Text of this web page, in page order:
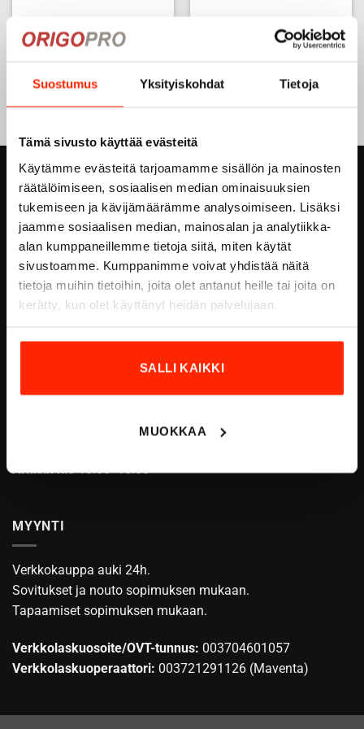
Suostumus Yksityiskohdat Tietoja
Tämä sivusto käyttää evästeitä
Käytämme evästeitä tarjoamamme sisällön ja mainosten
räätälöimiseen, sosiaalisen median ominaisuuksien
tukemiseen ja kävijämäärämme analysoimiseen. Lisäksi
jaamme sosiaalisen median, mainosalan ja analytiikka-
alan kumppaneillemme tietoja siitä, miten käytät
sivustoamme. Kumppanimme voivat yhdistää näitä
tietoja muihin tietoihin, joita olet antanut heille tai joita on
kerätty, kun olet käyttänyt heidän palvelujaan.
SALLI KAIKKI
MUOKKAA
35,00
Tällä
on
muunnelma.
Voit
tehdä
valinnat
tuotteen
sivulla.
35,00€
muunnelma.
Voit
tehdä
valinnat
tuotteen
sivulla.
ORIGOPRO OY
Höyläämötie 18 A
FI-00380 HELSINKI
FINLAND
Email:info@origopro.com
Puh.+3584578340002
Arkisin klo10:00 -16:00
MYYNTI
Verkkokauppa auki 24h.
Sovitukset ja nouto sopimuksen mukaan.
Tapaamiset sopimuksen mukaan.
Verkkolaskuosoite/OVT-tunnus: 003704601057
Verkkolaskuoperaattori: 003721291126 (Maventa)